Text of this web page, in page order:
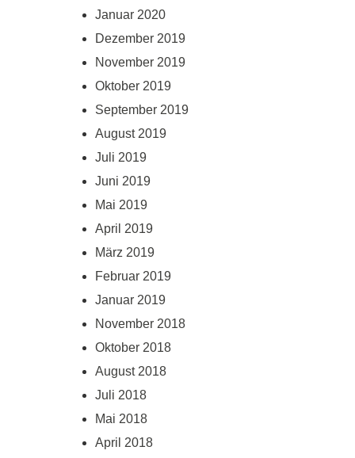
Januar 2020
Dezember 2019
November 2019
Oktober 2019
September 2019
August 2019
Juli 2019
Juni 2019
Mai 2019
April 2019
März 2019
Februar 2019
Januar 2019
November 2018
Oktober 2018
August 2018
Juli 2018
Mai 2018
April 2018